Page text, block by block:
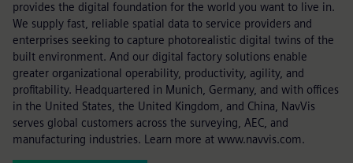
provides the digital foundation for the world you want to live in.
We supply fast, reliable spatial data to service providers and
enterprises seeking to capture photorealistic digital twins of the
built environment. And our digital factory solutions enable
greater organizational operability, productivity, agility, and
profitability. Headquartered in Munich, Germany, and with offices
in the United States, the United Kingdom, and China, NavVis
serves global customers across the surveying, AEC, and
manufacturing industries. Learn more at www.navvis.com.